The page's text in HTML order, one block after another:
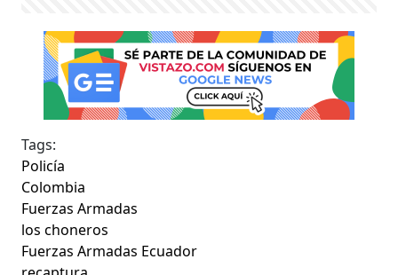
Tags:
Policía
Colombia
Fuerzas Armadas
los choneros
Fuerzas Armadas Ecuador